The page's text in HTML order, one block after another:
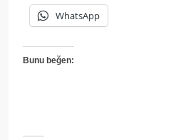
WhatsApp
Bunu beğen: